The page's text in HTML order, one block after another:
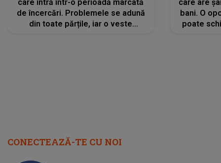
care intră într-o perioadă marcată
de încercări. Problemele se adună
din toate părțile, iar o veste
care are
bani. O
poate
CONECTEAZĂ-TE CU NOI